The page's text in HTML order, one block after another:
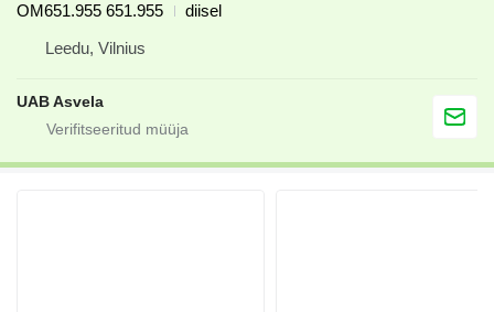
OM651.955 651.955
diisel
Leedu, Vilnius
UAB Asvela